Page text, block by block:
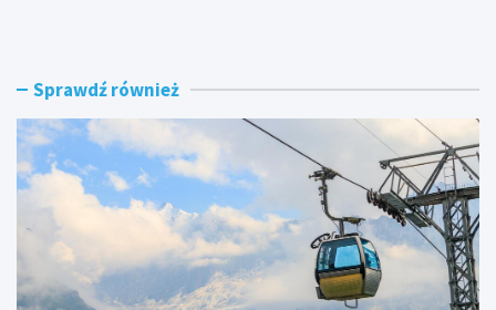
w
w
a
z
n
K
a
ś
D
o
l
i
o
ś
Sprawdź również